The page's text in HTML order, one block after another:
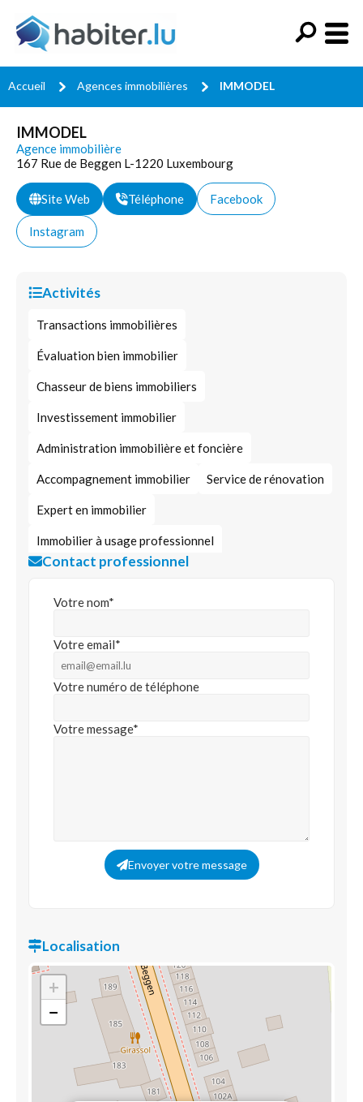
Accueil Agences immobilières IMMODEL
IMMODEL
Agence immobilière
167 Rue de Beggen L-1220 Luxembourg
Site Web Téléphone Facebook
Instagram
Activités
Transactions immobilières
Évaluation bien immobilier
Chasseur de biens immobiliers
Investissement immobilier
Administration immobilière et foncière
Accompagnement immobilier Service de rénovation
Expert en immobilier
Immobilier à usage professionnel
Immobilier d’entreprise Cession d’actifs immobiliers
Développement immobilier
Contact professionnel
Votre nom*
Votre email*
Votre numéro de téléphone
Votre message*
Envoyer votre message
Localisation
+
−